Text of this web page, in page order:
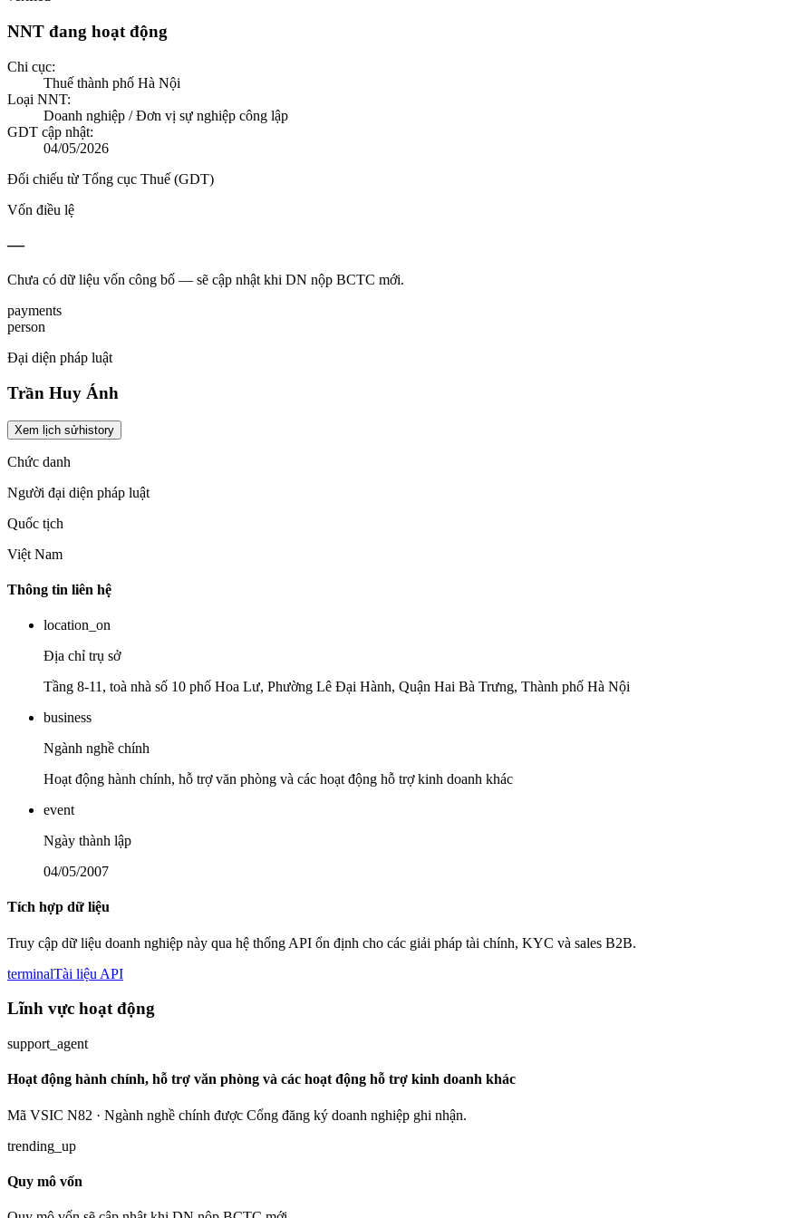
NNT đang hoạt động
Chi cục:
Thuế thành phố Hà Nội
Loại NNT:
Doanh nghiệp / Đơn vị sự nghiệp công lập
GDT cập nhật:
04/05/2026
Đối chiếu từ Tổng cục Thuế (GDT)
Vốn điều lệ
—
Chưa có dữ liệu vốn công bố — sẽ cập nhật khi DN nộp BCTC mới.
payments
person
Đại diện pháp luật
Trần Huy Ánh
Xem lịch sửhistory
Chức danh
Người đại diện pháp luật
Quốc tịch
Việt Nam
Thông tin liên hệ
location_on
Địa chỉ trụ sở
Tầng 8-11, toà nhà số 10 phố Hoa Lư, Phường Lê Đại Hành, Quận Hai Bà Trưng, Thành phố Hà Nội
business
Ngành nghề chính
Hoạt động hành chính, hỗ trợ văn phòng và các hoạt động hỗ trợ kinh doanh khác
event
Ngày thành lập
04/05/2007
Tích hợp dữ liệu
Truy cập dữ liệu doanh nghiệp này qua hệ thống API ổn định cho các giải pháp tài chính, KYC và sales B2B.
terminalTài liệu API
Lĩnh vực hoạt động
support_agent
Hoạt động hành chính, hỗ trợ văn phòng và các hoạt động hỗ trợ kinh doanh khác
Mã VSIC N82 · Ngành nghề chính được Cổng đăng ký doanh nghiệp ghi nhận.
trending_up
Quy mô vốn